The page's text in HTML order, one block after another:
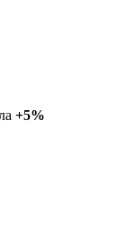
+5%